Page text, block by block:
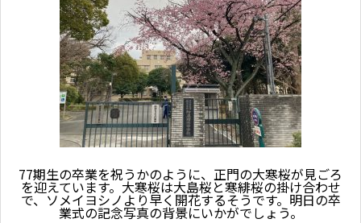
77期生の卒業を祝うかのように、正門の大寒桜が見ごろ
を迎えています。大寒桜は大島桜と寒緋桜の掛け合わせ
で、ソメイヨシノより早く開花するそうです。明日の卒
業式の記念写真の背景にいかがでしょう。